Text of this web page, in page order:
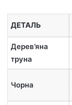
ДЕТАЛЬ
Дерев’яна
труна
Чорна